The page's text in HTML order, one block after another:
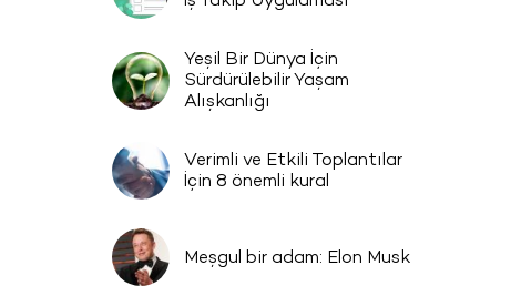
Yeşil Bir Dünya İçin
Sürdürülebilir Yaşam
Alışkanlığı
Verimli ve Etkili Toplantılar
İçin 8 önemli kural
Meşgul bir adam: Elon Musk